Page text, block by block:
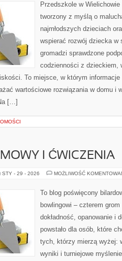
Przedszkole w
tworzony z myślą o
najmłodszych dzieciach
wspierać rozwój dziecka w
gromadzi sprawdzone
codzienności z dzieckiem,
To miejsce, w którym informacje
wartościowe rozwiązania w domu i
[…]
I ĆWICZENIA
STY - 29 - 2026 MOŻLIWOŚĆ
To blog poświęcony
bowlingowi – czterem
dokładność, opanowanie i
powstało dla osób, które
tych, którzy mierzą wyżej:
wyniki i turniejowe